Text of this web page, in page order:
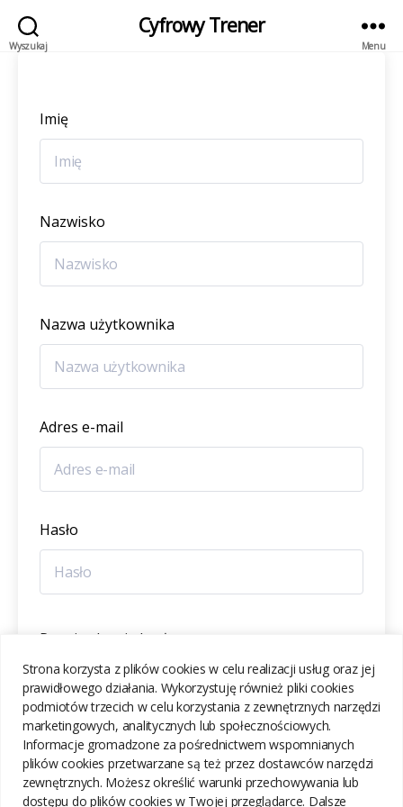
Strona korzysta z plików cookies w celu realizacji usług oraz jej
prawidłowego działania. Wykorzystuję również pliki cookies
podmiotów trzecich w celu korzystania z zewnętrznych narzędzi
marketingowych, analitycznych lub społecznościowych.
Informacje gromadzone za pośrednictwem wspomnianych
plików cookies przetwarzane są też przez dostawców narzędzi
zewnętrznych. Możesz określić warunki przechowywania lub
dostępu do plików cookies w Twojej przeglądarce. Dalsze
Wyszukaj
Cyfrowy Trener
Menu
Imię
Nazwisko
Nazwa użytkownika
Adres e-mail
Hasło
Potwierdzenie hasła
ZAREJESTRUJ SIĘ